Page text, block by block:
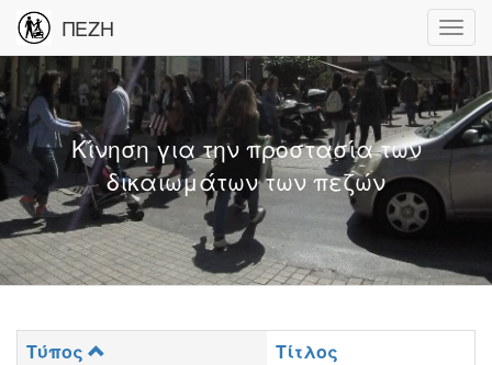
ΠΕΖΗ
Κίνηση για την προστασία των
δικαιωμάτων των πεζών
Τύπος
Τίτλος